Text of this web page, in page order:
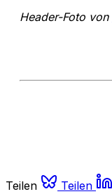
Header-Foto von
Teilen Teilen